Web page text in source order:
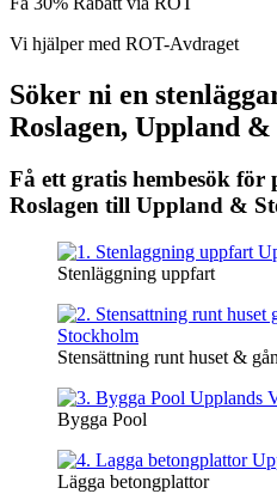
Vi hjälper med ROT-Avdraget
Söker ni en
Roslagen, Uppland
Få ett gratis hembesök
Roslagen till Uppland &
Stenläggning uppfart
Stensättning runt huset &
Bygga Pool
Lägga betongplattor